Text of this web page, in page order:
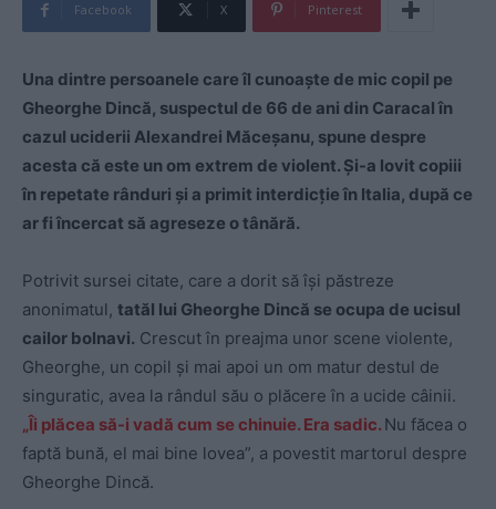
Facebook X Pinterest
Una dintre persoanele care îl cunoaște de mic copil pe
Gheorghe Dincă, suspectul de 66 de ani din Caracal în
cazul uciderii Alexandrei Măceșanu, spune despre
acesta că este un om extrem de violent. Și-a lovit copiii
în repetate rânduri și a primit interdicție în Italia, după ce
ar fi încercat să agreseze o tânără.
Potrivit sursei citate, care a dorit să își păstreze
anonimatul, tatăl lui Gheorghe Dincă se ocupa de ucisul
cailor bolnavi. Crescut în preajma unor scene violente,
Gheorghe, un copil și mai apoi un om matur destul de
singuratic, avea la rândul său o plăcere în a ucide câinii.
„Îi plăcea să-i vadă cum se chinuie. Era sadic. Nu făcea o
faptă bună, el mai bine lovea”, a povestit martorul despre
Gheorghe Dincă.